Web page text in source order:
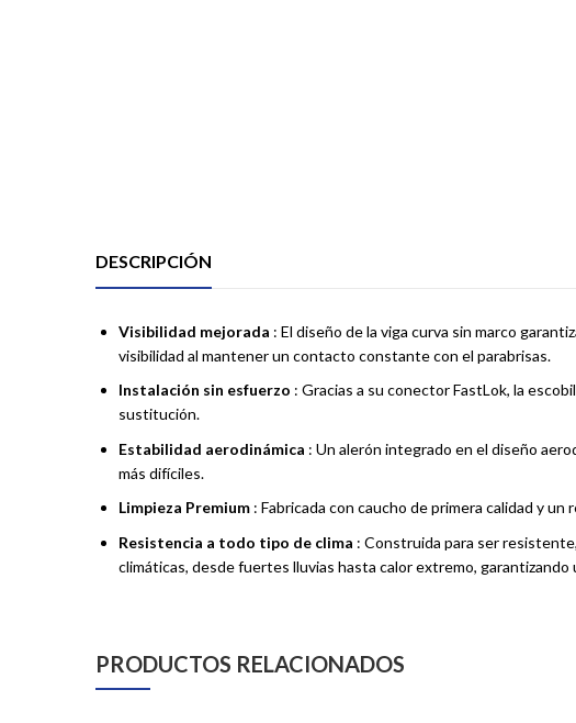
DESCRIPCIÓN
Visibilidad mejorada : El diseño de la viga curva sin marco
visibilidad al mantener un contacto constante con el parabrisas.
Instalación sin esfuerzo : Gracias a su conector FastLok, la
sustitución.
Estabilidad aerodinámica : Un alerón integrado en el diseño
más difíciles.
Limpieza Premium : Fabricada con caucho de primera calidad y
Resistencia a todo tipo de clima : Construida para ser
climáticas, desde fuertes lluvias hasta calor extremo,
PRODUCTOS RELACIONADOS